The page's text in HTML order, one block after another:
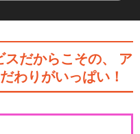
だからこその、
ア
わりがいっぱい！